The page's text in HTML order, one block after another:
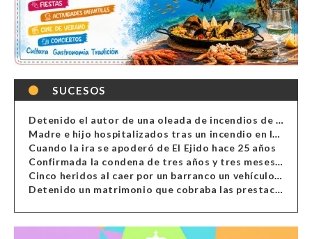
SUCESOS
Detenido el autor de una oleada de incendios de contenedores en Almería
Madre e hijo hospitalizados tras un incendio en la cocina de una vivienda en Almería
Cuando la ira se apoderó de El Ejido hace 25 años
Confirmada la condena de tres años y tres meses al hombre de Antas acusado de xenofobia
Cinco heridos al caer por un barranco un vehículo en Alcolea
Detenido un matrimonio que cobraba las prestaciones de ilegales en Almería, Granada, Málaga, Huelva y Murcia